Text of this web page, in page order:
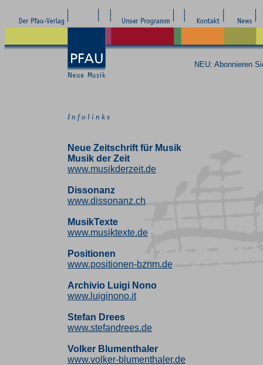
NEU: Abonnieren
I n f o l i n k s
Neue Zeitschrift für Musik
Musik der Zeit
www.musikderzeit.de
Dissonanz
www.dissonanz.ch
MusikTexte
www.musiktexte.de
Positionen
www.positionen-bznm.de
Archivio Luigi Nono
www.luiginono.it
Stefan Drees
www.stefandrees.de
Volker Blumenthaler
www.volker-blumenthaler.de